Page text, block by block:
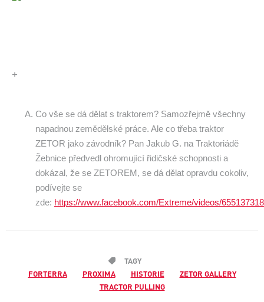
+
Co vše se dá dělat s traktorem? Samozřejmě všechny
napadnou zemědělské práce. Ale co třeba traktor
ZETOR jako závodník? Pan Jakub G. na Traktoriádě
Žebnice předvedl ohromující řidičské schopnosti a
dokázal, že se ZETOREM, se dá dělat opravdu cokoliv,
podívejte se
zde: https://www.facebook.com/Extreme/videos/
TAGY
FORTERRA
PROXIMA HISTORIE
ZETOR GALLERY
TRACTOR PULLING